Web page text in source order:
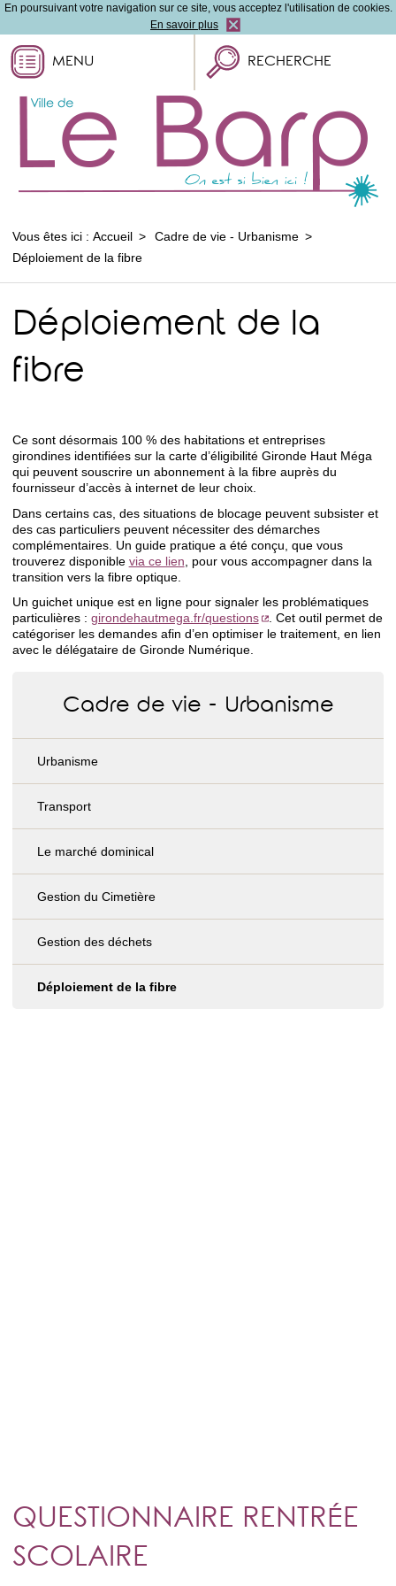
En poursuivant votre navigation sur ce site, vous acceptez l'utilisation de cookies.
En savoir plus
MENU RECHERCHE
Vous êtes ici : Accueil
Cadre de vie - Urbanisme
Déploiement de la fibre
Déploiement de la
fibre
Ce sont désormais 100 % des habitations et entreprises
girondines identifiées sur la carte d’éligibilité Gironde Haut Méga
qui peuvent souscrire un abonnement à la fibre auprès du
fournisseur d’accès à internet de leur choix.
Dans certains cas, des situations de blocage peuvent subsister et
des cas particuliers peuvent nécessiter des démarches
complémentaires. Un guide pratique a été conçu, que vous
trouverez disponible via ce lien , pour vous accompagner dans la
transition vers la fibre optique.
Un guichet unique est en ligne pour signaler les problématiques
particulières : girondehautmega.fr/questions
. Cet outil permet de
catégoriser les demandes afin d’en optimiser le traitement, en lien
avec le délégataire de Gironde Numérique.
Cadre de vie - Urbanisme
Urbanisme
Transport
Le marché dominical
Gestion du Cimetière
Gestion des déchets
Déploiement de la fibre
QUESTIONNAIRE RENTRÉE
SCOLAIRE